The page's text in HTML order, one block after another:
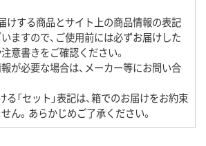
けする商品とサイト上の商品情報の表記
ますので、ご使用前には必ずお届けした
意書きをご確認ください。
が必要な場合は、メーカー等にお問い合
る「セット」表記は、箱でのお届けをお約束
ん。あらかじめご了承ください。